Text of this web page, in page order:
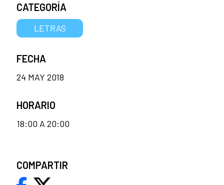
CATEGORÍA
LETRAS
FECHA
24 MAY 2018
HORARIO
18:00 A 20:00
COMPARTIR